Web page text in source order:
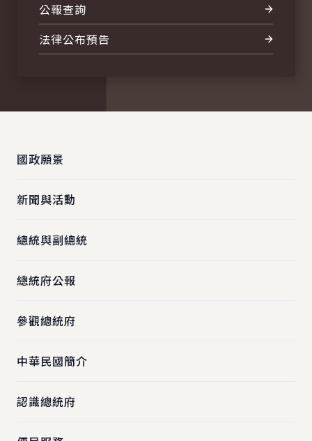
公報查詢
法律公布預告
國政願景
新聞與活動
總統與副總統
總統府公報
參觀總統府
中華民國簡介
認識總統府